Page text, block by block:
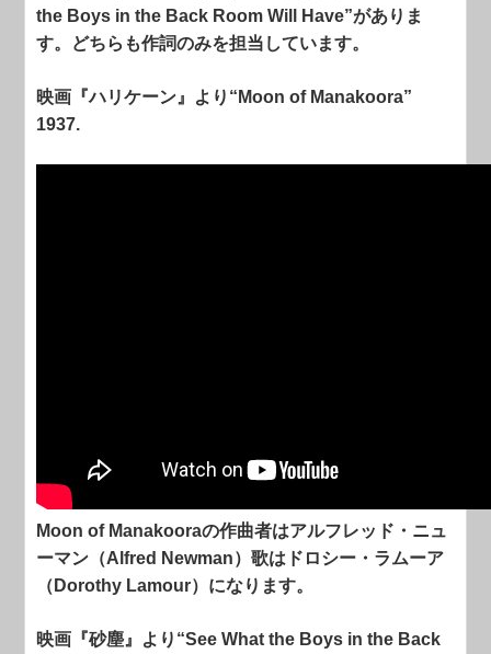
the Boys in the Back Room Will Have”がありま
す。どちらも作詞のみを担当しています。
映画『ハリケーン』より“Moon of Manakoora”
1937.
Moon of Manakooraの作曲者はアルフレッド・ニュ
ーマン（Alfred Newman）歌はドロシー・ラムーア
（Dorothy Lamour）になります。
映画『砂塵』より“See What the Boys in the Back